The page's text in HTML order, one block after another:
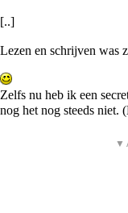
[..]
Lezen en schrijven was
Zelfs nu heb ik een
nog het nog steeds niet.
▼